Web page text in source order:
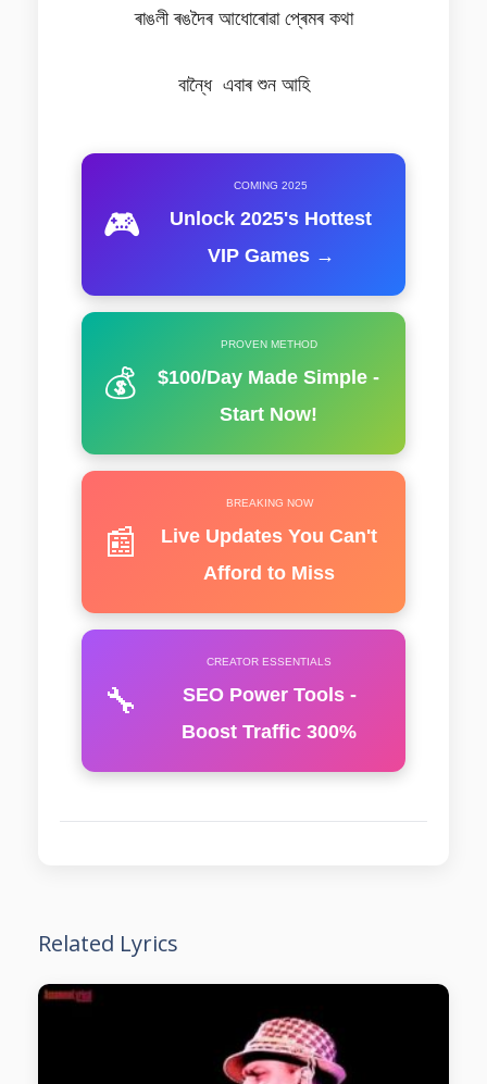
ৰাঙলী ৰঙদৈৰ আধোৰোৱা প্ৰেমৰ কথা
বান্ধৈ এবাৰ শুন আহি
🎮
COMING 2025
Unlock 2025's Hottest
VIP Games →
💰
PROVEN METHOD
$100/Day Made Simple -
Start Now!
📰
BREAKING NOW
Live Updates You Can't
Afford to Miss
🔧
CREATOR ESSENTIALS
SEO Power Tools -
Boost Traffic 300%
Related Lyrics